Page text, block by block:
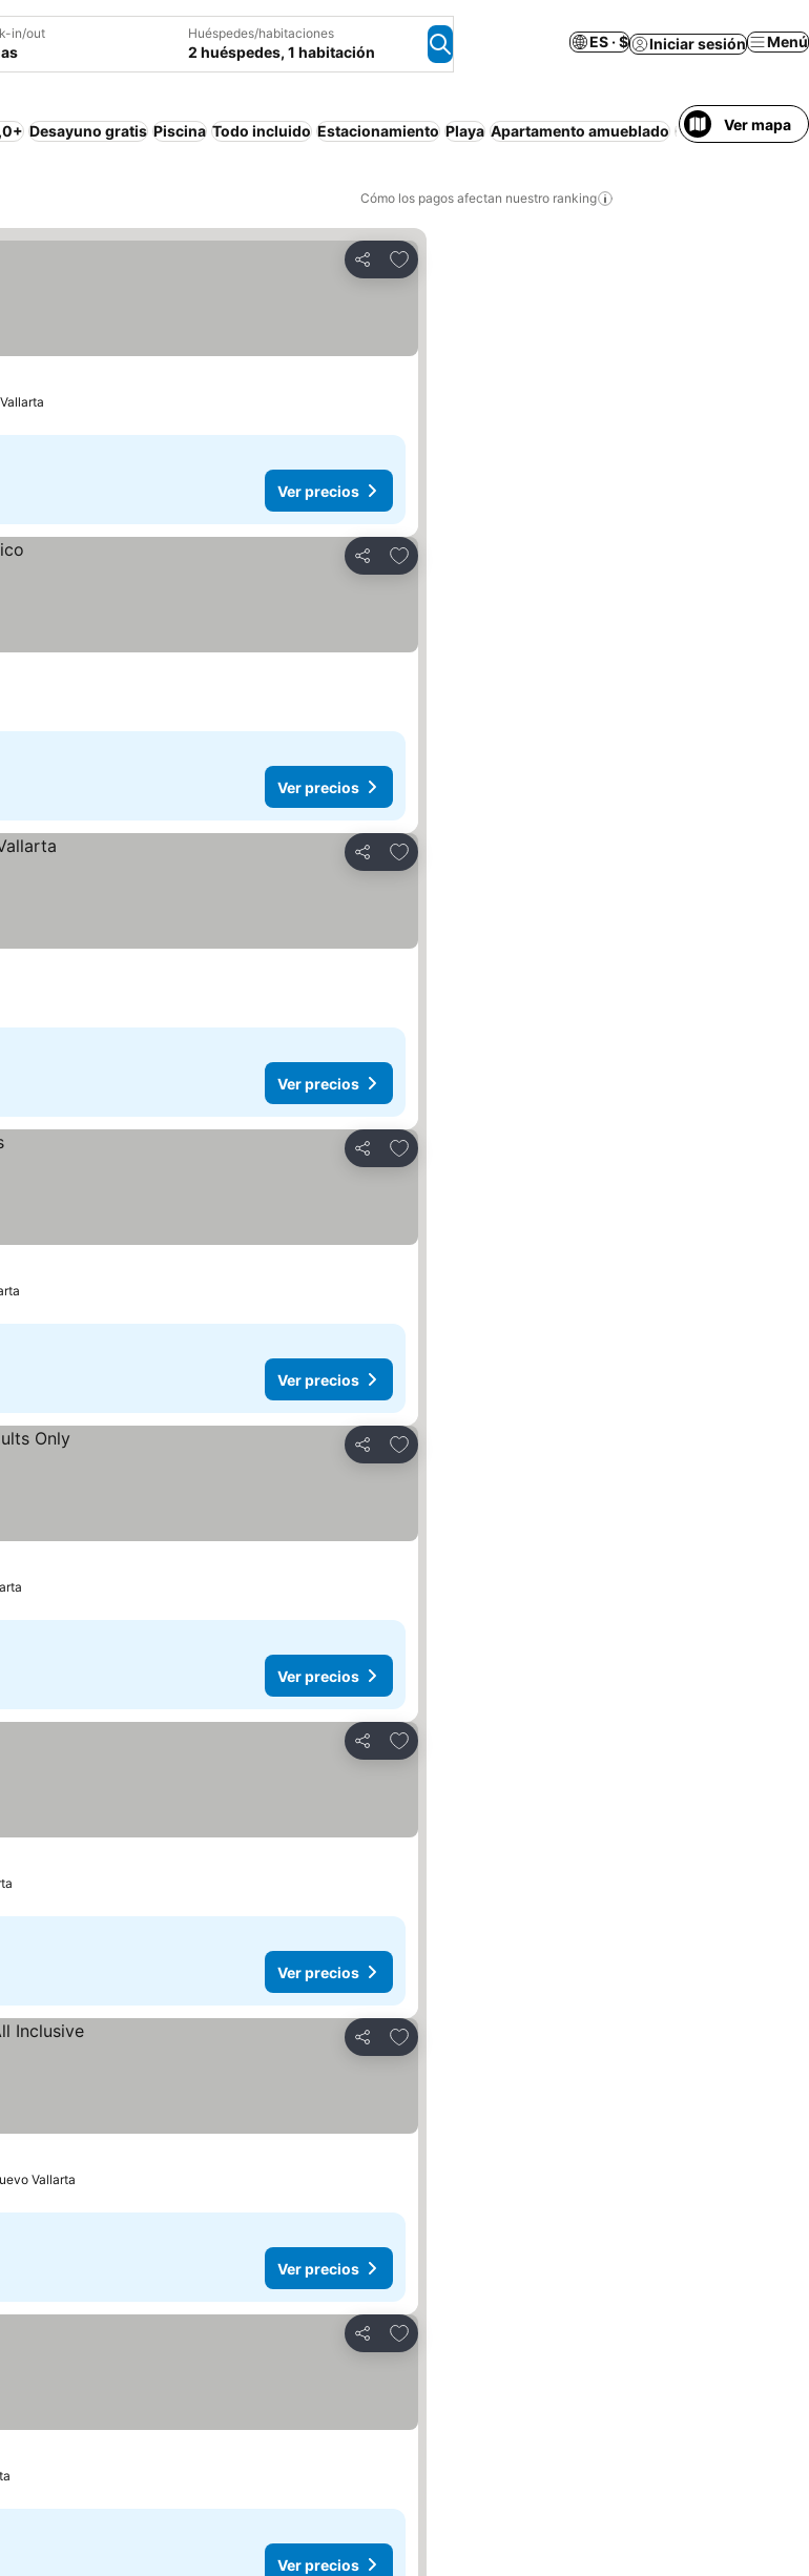
in/out Huéspedes/habitaciones
2 huéspedes, 1 habitación
ES · $ Iniciar sesión Menú
Desayuno gratis Piscina Todo incluido Estacionamiento Playa Apartamento amueblado Cancelación
Ver mapa
Cómo los pagos afectan nuestro ranking
Compartir
Agregar a favoritos
Ver precios
Compartir
Agregar a favoritos
Ver precios
Compartir
Agregar a favoritos
Ver precios
Compartir
Agregar a favoritos
Ver precios
Compartir
Agregar a favoritos
Ver precios
Compartir
Agregar a favoritos
Ver precios
Compartir
Agregar a favoritos
Vallarta
Ver precios
Compartir
Agregar a favoritos
Ver precios